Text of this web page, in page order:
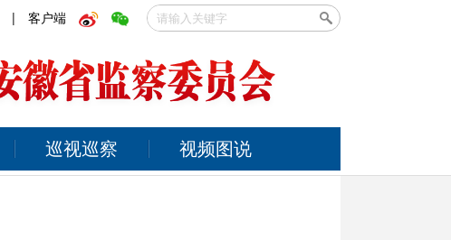
| 客户端
巡视巡察 视频图说